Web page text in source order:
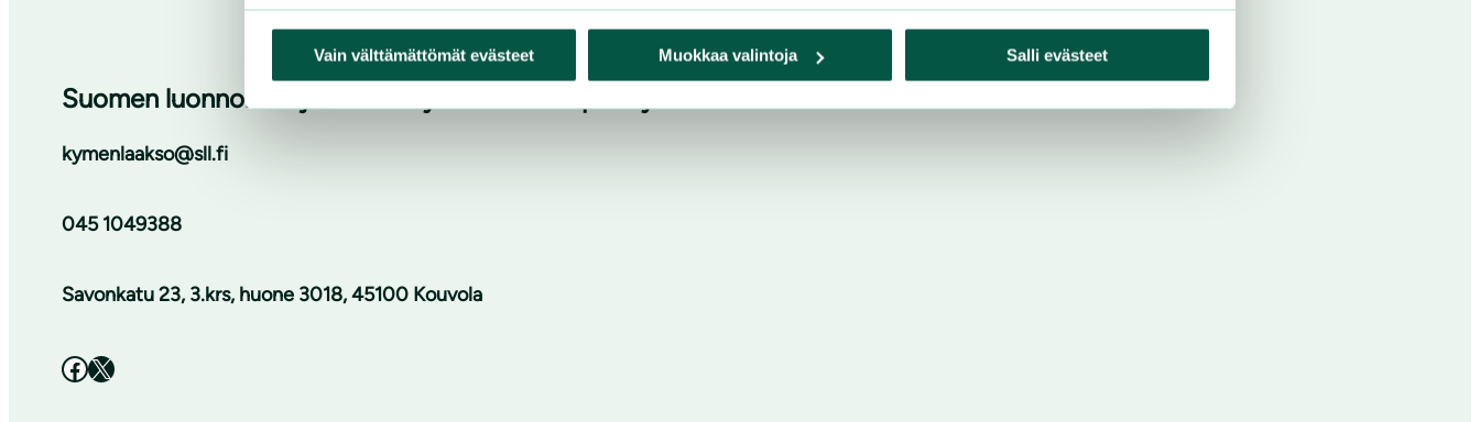
Vain välttämättömät evästeet Muokkaa valintoja Salli evästeet
Suomen luonnonsuojeluliiton Kymenlaakson piiri ry
kymenlaakso@sll.fi
045 1049388
Savonkatu 23, 3.krs, huone 3018, 45100 Kouvola
Facebook X